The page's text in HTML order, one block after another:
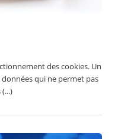
des cookies. Un
qui ne permet pas